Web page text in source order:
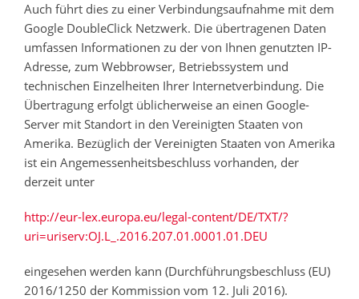
Auch führt dies zu einer Verbindungsaufnahme mit dem
Google DoubleClick Netzwerk. Die übertragenen Daten
umfassen Informationen zu der von Ihnen genutzten IP-
Adresse, zum Webbrowser, Betriebssystem und
technischen Einzelheiten Ihrer Internetverbindung. Die
Übertragung erfolgt üblicherweise an einen Google-
Server mit Standort in den Vereinigten Staaten von
Amerika. Bezüglich der Vereinigten Staaten von Amerika
ist ein Angemessenheitsbeschluss vorhanden, der
derzeit unter
http://eur-lex.europa.eu/legal-content/DE/TXT/?
uri=uriserv:OJ.L_.2016.207.01.0001.01.DEU
eingesehen werden kann (Durchführungsbeschluss (EU)
2016/1250 der Kommission vom 12. Juli 2016).